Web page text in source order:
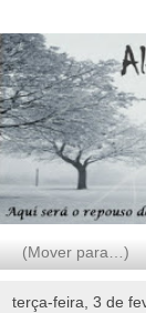
terça-feira, 3 de